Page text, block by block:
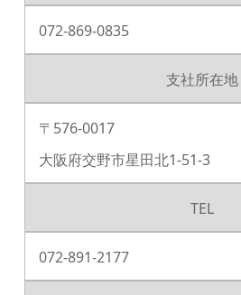
072-869-0835
支社所在地
〒576-0017
大阪府交野市星田北1-51-3
TEL
072-891-2177